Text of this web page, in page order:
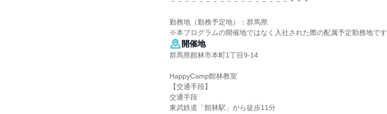
勤務地（勤務予定地）：群馬県
※本プログラムの開催地ではなく入社された際の配属予定勤務地です
開催地
群馬県館林市本町1丁目9-14
HappyCamp館林教室
【交通手段】
交通手段
東武鉄道「館林駅」から徒歩11分